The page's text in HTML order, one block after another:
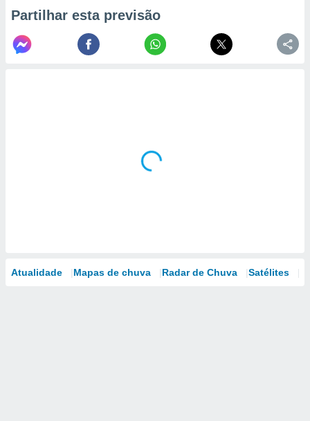
Partilhar esta previsão
Atualidade Mapas de chuva Radar de Chuva Satélites